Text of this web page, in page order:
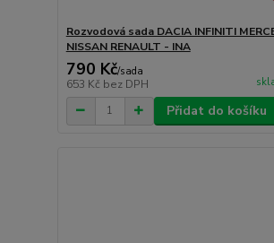
Rozvodová sada DACIA INFINITI
NISSAN RENAULT - INA
790 Kč/sada
653 Kč bez DPH
Přidat do košíku